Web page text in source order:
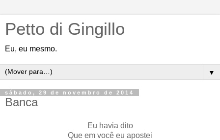
Petto di Gingillo
Eu, eu mesmo.
▼
sábado, 29 de novembro de 2014
Banca
Eu havia dito
Que em você eu apostei